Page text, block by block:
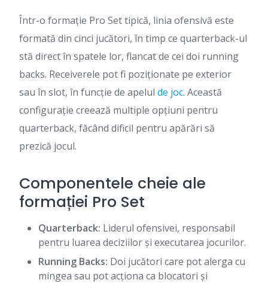
Într-o formație Pro Set tipică, linia ofensivă este
formată din cinci jucători, în timp ce quarterback-ul
stă direct în spatele lor, flancat de cei doi running
backs. Receiverele pot fi poziționate pe exterior
sau în slot, în funcție de apelul de joc. Această
configurație creează multiple opțiuni pentru
quarterback, făcând dificil pentru apărări să
prezică jocul.
Componentele cheie ale
formației Pro Set
Quarterback: Liderul ofensivei, responsabil
pentru luarea deciziilor și executarea jocurilor.
Running Backs: Doi jucători care pot alerga cu
mingea sau pot acționa ca blocatori și